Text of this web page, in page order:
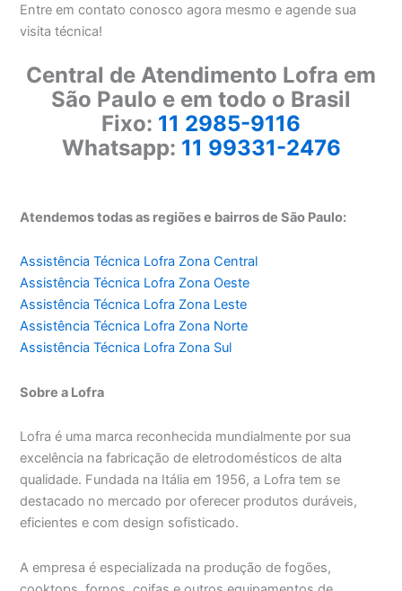
Entre em contato conosco agora mesmo e agende sua
visita técnica!
Central de Atendimento Lofra em
São Paulo e em todo o Brasil
Fixo: 11 2985-9116
Whatsapp: 11 99331-2476
Atendemos todas as regiões e bairros de São Paulo:
Assistência Técnica Lofra Zona Central
Assistência Técnica Lofra Zona Oeste
Assistência Técnica Lofra Zona Leste
Assistência Técnica Lofra Zona Norte
Assistência Técnica Lofra Zona Sul
Sobre a Lofra
Lofra é uma marca reconhecida mundialmente por sua
excelência na fabricação de eletrodomésticos de alta
qualidade. Fundada na Itália em 1956, a Lofra tem se
destacado no mercado por oferecer produtos duráveis,
eficientes e com design sofisticado.
A empresa é especializada na produção de fogões,